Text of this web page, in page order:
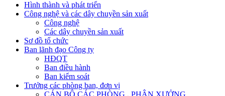
Hình thành và phát triển
Công nghệ và các dây chuyền sản xuất
Công nghệ
Các dây chuyền sản xuất
Sơ đồ tổ chức
Ban lãnh đạo Công ty
HĐQT
Ban điều hành
Ban kiểm soát
Trưởng các phòng ban, đơn vị
CÁN BỘ CÁC PHÒNG , PHÂN XƯỞNG